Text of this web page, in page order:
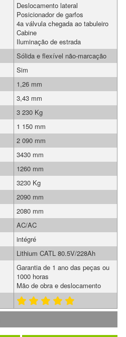
Deslocamento lateral
Posicionador de garfos
4a válvula chegada ao tabuleiro
Cabine
Iluminação de estrada
Sólida e flexível não-marcação
Sim
1,26 mm
3,43 mm
3 230 Kg
1 150 mm
2 090 mm
3430 mm
1260 mm
3230 Kg
2090 mm
2080 mm
AC/AC
intégré
Lithium CATL 80.5V/228Ah
Garantia de 1 ano das peças ou
1000 horas
Mão de obra e deslocamento